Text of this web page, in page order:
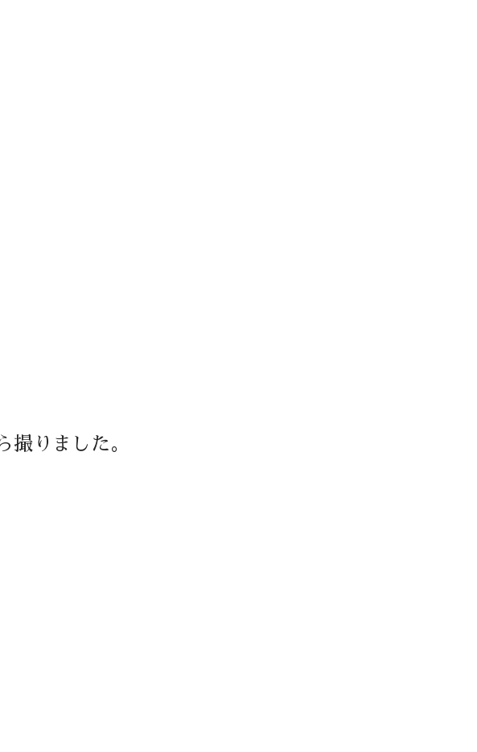
撮りました。